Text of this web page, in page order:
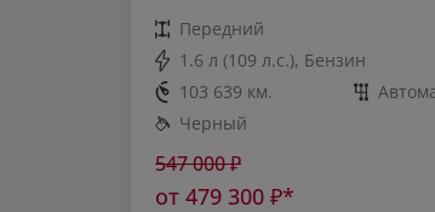
Передний
1.6 л (109 л.с.), Бензин
103 639 км.
Черный
547 000₽
от 479 300 ₽*